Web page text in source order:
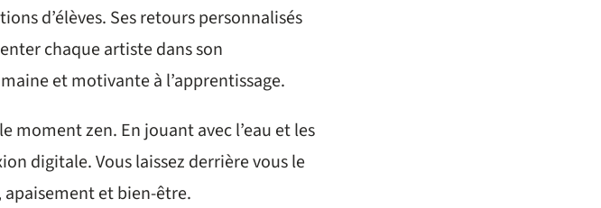
d’élèves. Ses retours personnalisés
chaque artiste dans son
et motivante à l’apprentissage.
moment zen. En jouant avec l’eau et les
digitale. Vous laissez derrière vous le
et bien-être.